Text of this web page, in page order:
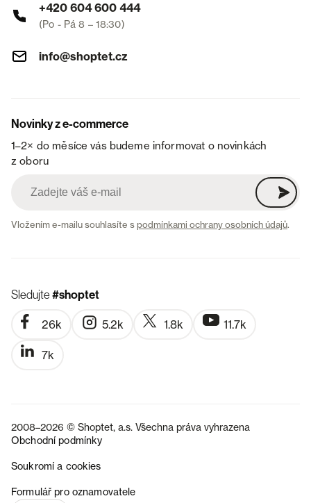
+420 604 600 444
(Po - Pá 8 – 18:30)
info@shoptet.cz
Novinky z e-commerce
1–2× do měsíce vás budeme informovat o novinkách
z oboru
Vložením e-mailu souhlasíte spodmínkami ochrany osobních údajů.
Sledujte#shoptet
26k 5.2k 1.8k 11.7k
7k
2008–2026 © Shoptet, a.s. Všechna práva vyhrazena
Obchodní podmínky
Soukromí a cookies
Formulář pro oznamovatele